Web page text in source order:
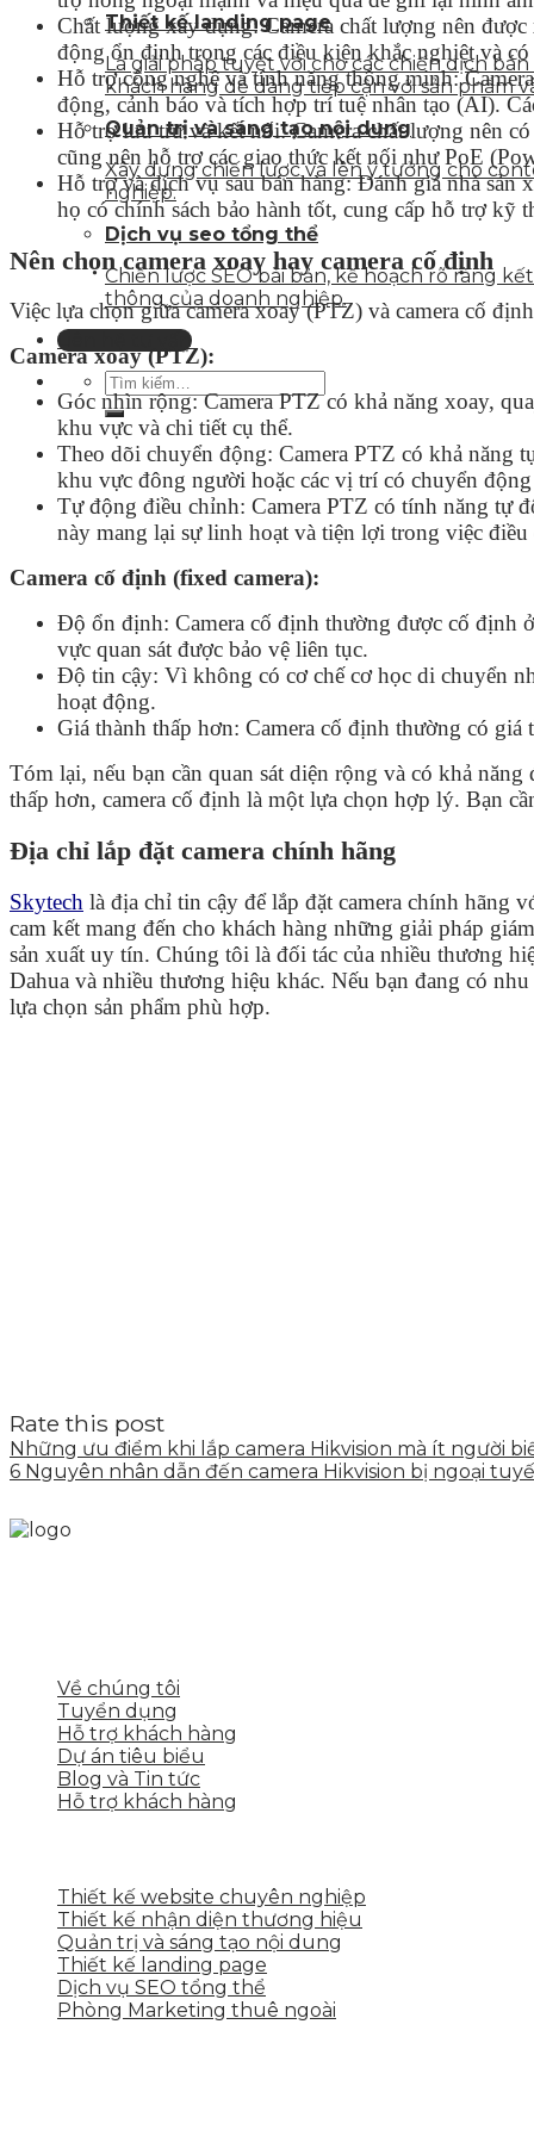
Thiết kế landing page
Là giải pháp tuyệt vời cho các chiến dịch
khách hàng dễ dàng tiếp cận với sản phẩm
Quản trị và sáng tạo nội dung
Xây dựng chiến lược và lên ý tưởng cho
nghiệp.
Dịch vụ seo tổng thể
Chiến lược SEO bài bản, kế hoạch rõ ràng
thông của doanh nghiệp.
Liên hệ tư vấn
Chất lượng xây dựng: Camera chất lượng nên
động ổn định trong các điều kiện khắc nghiệt và
Hỗ trợ công nghệ và tính năng thông minh:
động, cảnh báo và tích hợp trí tuệ nhân tạo (AI).
Hỗ trợ lưu trữ và kết nối: Camera chất lượng nên
cũng nên hỗ trợ các giao thức kết nối như PoE
Hỗ trợ và dịch vụ sau bán hàng: Đánh giá nhà sản
họ có chính sách bảo hành tốt, cung cấp hỗ trợ kỹ
Nên chọn camera xoay hay camera cố định
Việc lựa chọn giữa camera xoay (PTZ) và camera cố
Camera xoay (PTZ):
Góc nhìn rộng: Camera PTZ có khả năng xoay,
khu vực và chi tiết cụ thể.
Theo dõi chuyển động: Camera PTZ có khả năng
khu vực đông người hoặc các vị trí có chuyển
Tự động điều chỉnh: Camera PTZ có tính năng tự
này mang lại sự linh hoạt và tiện lợi trong việc điều
Camera cố định (fixed camera):
Độ ổn định: Camera cố định thường được cố định
vực quan sát được bảo vệ liên tục.
Độ tin cậy: Vì không có cơ chế cơ học di chuyển
hoạt động.
Giá thành thấp hơn: Camera cố định thường có giá
Tóm lại, nếu bạn cần quan sát diện rộng và có khả
thấp hơn, camera cố định là một lựa chọn hợp lý. Bạn
Địa chỉ lắp đặt camera chính hãng
Skytech là địa chỉ tin cậy để lắp đặt camera chính
cam kết mang đến cho khách hàng những giải pháp
sản xuất uy tín. Chúng tôi là đối tác của nhiều thương
Dahua và nhiều thương hiệu khác. Nếu bạn đang có nhu
lựa chọn sản phẩm phù hợp.
Rate this post
Những ưu điểm khi lắp camera Hikvision mà ít người
6 Nguyên nhân dẫn đến camera Hikvision bị ngoại
Về chúng tôi
Tuyển dụng
Hỗ trợ khách hàng
Dự án tiêu biểu
Blog và Tin tức
Hỗ trợ khách hàng
Thiết kế website chuyên nghiệp
Thiết kế nhận diện thương hiệu
Quản trị và sáng tạo nội dung
Thiết kế landing page
Dịch vụ SEO tổng thể
Phòng Marketing thuê ngoài